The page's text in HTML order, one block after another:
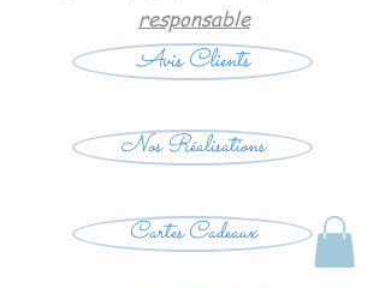
responsable
Avis Clients
Nos Réalisations
Cartes Cadeaux